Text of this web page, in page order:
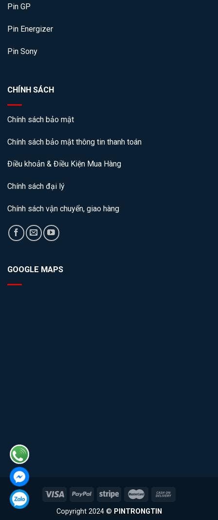
Pin GP
Pin Energizer
Pin Sony
CHÍNH SÁCH
Chính sách bảo mật
Chính sách bảo mật thông tin thanh toán
Điều khoản & Điều Kiện Mua Hàng
Chính sách đại lý
Chính sách vận chuyển, giao hàng
GOOGLE MAPS
Copyright 2024 © PINTRONGTIN